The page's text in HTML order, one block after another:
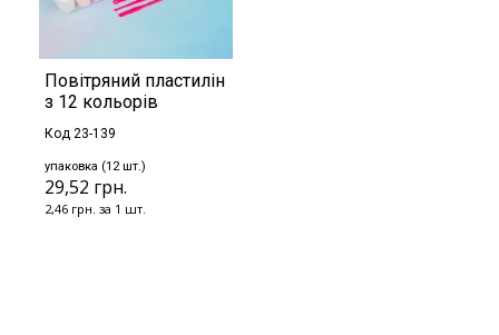
Повітряний пластилін
з 12 кольорів
Код 23-139
упаковка (12 шт.)
29,52 грн.
2,46 грн. за 1 шт.